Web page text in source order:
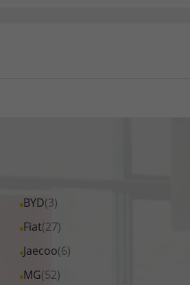
BYD(3)
Alle
Fahrzeuge
BYD
anzeigen
Fiat(27)
Alle
Fahrzeuge
Jaecoo(6)
Alle
Fahrzeuge
MG(52)
Alle